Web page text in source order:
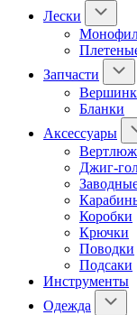
Лески
Запчасти
Бланки
Аксессуары
Джиг-
Коробки
Крючки
Поводки
Подсаки
Инструменты
Одежда